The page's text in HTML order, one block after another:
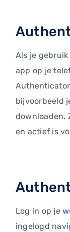
Als je
app op je
Authenticator
bijvoorbeeld
downloaden.
en actief is
Log in op je
ingelogd